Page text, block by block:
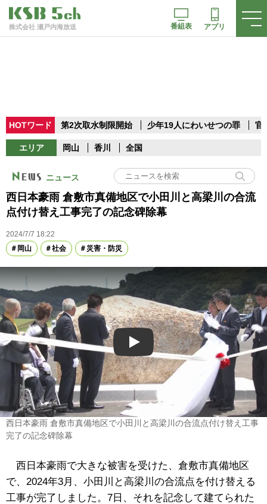
株式会社 瀬戸内海放送 番組表 アプリ
HOTワード 第2次取水制限開始 少年19人にわいせつの罪 官
エリア 岡山 香川 全国
ニュース
西日本豪雨 倉敷市真備地区で小田川と高梁川の合流
点付け替え工事完了の記念碑除幕
2024/7/7 18:22
岡山
社会 災害・防災
Play
西日本豪雨 倉敷市真備地区で小田川と高梁川の合流点付け替え工事
完了の記念碑除幕
西日本豪雨で大きな被害を受けた、倉敷市真備地区
で、2024年3月、小田川と高梁川の合流点を付け替える
工事が完了しました。7日、それを記念して建てられた